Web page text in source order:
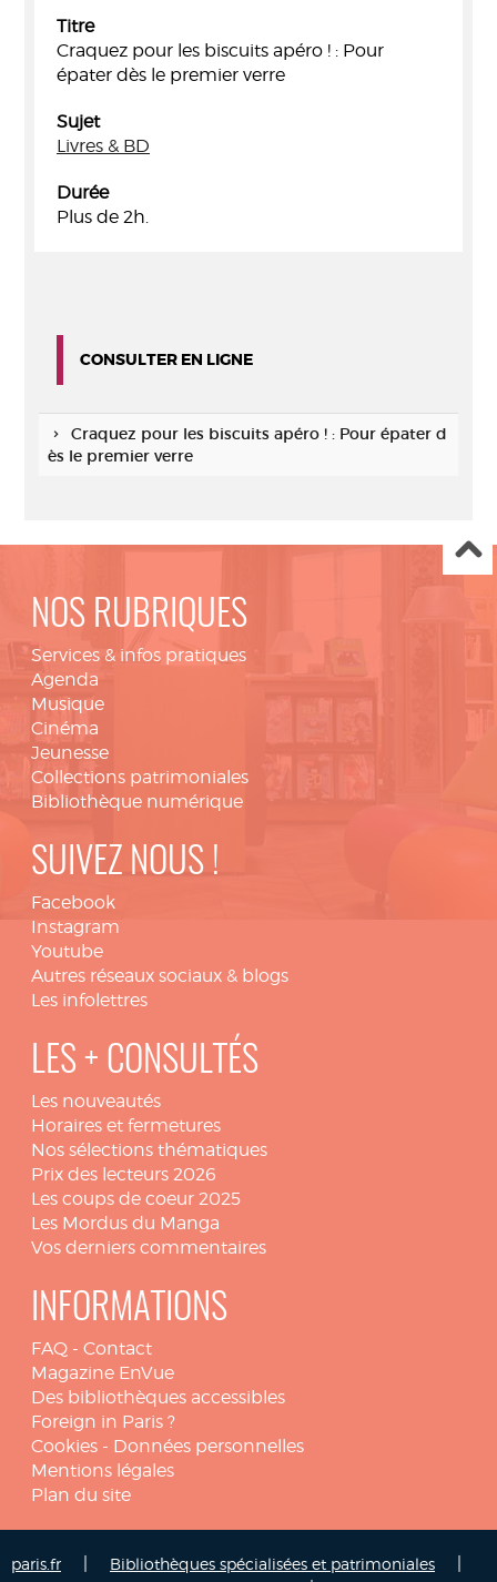
Titre
Craquez pour les biscuits apéro ! : Pour
épater dès le premier verre
Sujet
Livres & BD
Durée
Plus de 2h.
CONSULTER EN LIGNE
Craquez pour les biscuits apéro ! : Pour épater d
ès le premier verre
NOS RUBRIQUES
Services & infos pratiques
Agenda
Musique
Cinéma
Jeunesse
Collections patrimoniales
Bibliothèque numérique
SUIVEZ NOUS !
Facebook
Instagram
Youtube
Autres réseaux sociaux & blogs
Les infolettres
LES + CONSULTÉS
Les nouveautés
Horaires et fermetures
Nos sélections thématiques
Prix des lecteurs 2026
Les coups de coeur 2025
Les Mordus du Manga
Vos derniers commentaires
INFORMATIONS
FAQ - Contact
Magazine EnVue
Des bibliothèques accessibles
Foreign in Paris ?
Cookies - Données personnelles
Mentions légales
Plan du site
paris.fr Bibliothèques spécialisées et patrimoniales